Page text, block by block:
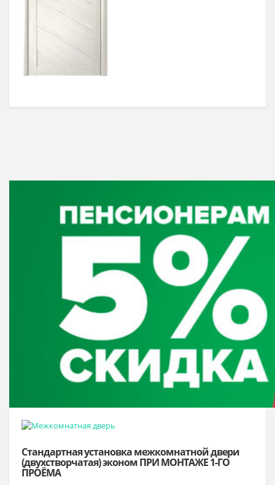
Стандартная установка межкомнатной двери
(двухстворчатая) эконом ПРИ МОНТАЖЕ 1-ГО
ПРОЁМА